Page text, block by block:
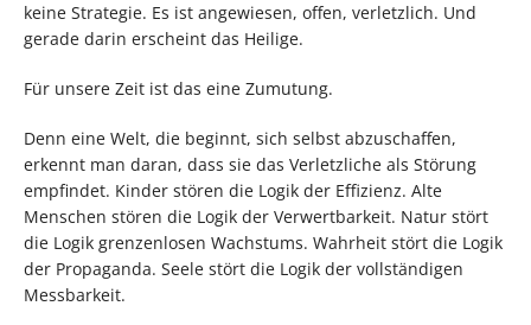
keine Strategie. Es ist angewiesen, offen, verletzlich. Und
gerade darin erscheint das Heilige.
Für unsere Zeit ist das eine Zumutung.
Denn eine Welt, die beginnt, sich selbst abzuschaffen,
erkennt man daran, dass sie das Verletzliche als Störung
empfindet. Kinder stören die Logik der Effizienz. Alte
Menschen stören die Logik der Verwertbarkeit. Natur stört
die Logik grenzenlosen Wachstums. Wahrheit stört die Logik
der Propaganda. Seele stört die Logik der vollständigen
Messbarkeit.